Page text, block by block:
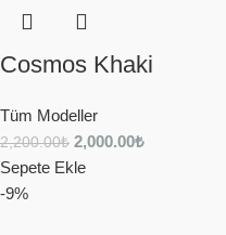
Cosmos Khaki
Tüm Modeller
2,200.00₺ 2,000.00₺
Sepete Ekle
-9%